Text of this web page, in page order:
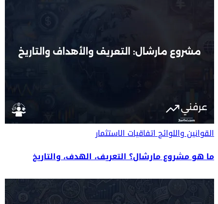
القوانين واللوائحاتفاقيات الاستثمار
ما هو مشروع مارشال؟ التعريف، الهدف، والتاريخ